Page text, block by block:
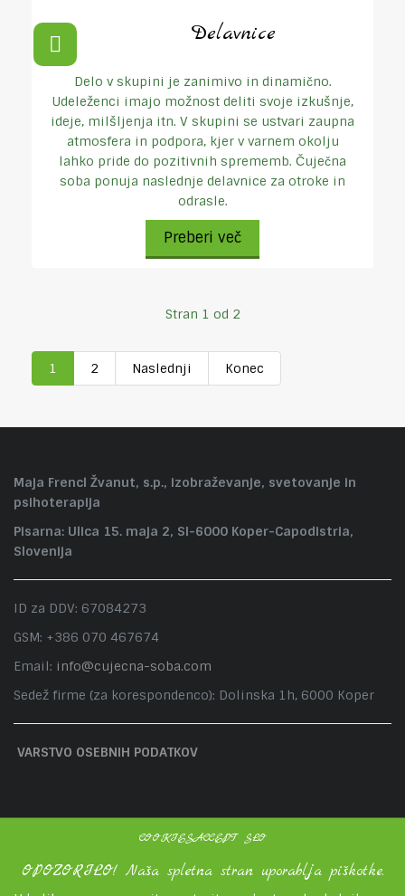
Delavnice
Delo v skupini je zanimivo in dinamično.
Udeleženci imajo možnost deliti svoje izkušnje,
ideje, milšljenja itn. V skupini se ustvari zaupna
atmosfera in podpora, kjer v varnem okolju
lahko pride do pozitivnih sprememb. Čuječna
soba ponuja naslednje delavnice za otroke in
odrasle.
Preberi več
Stran 1 od 2
1 2 Naslednji Konec
Maja Frencl Žvanut, s.p., izobraževanje, svetovanje in
psihoterapija
Pisarna: Ulica 15. maja 2, SI-6000 Koper-Capodistria,
Slovenija
ID za DDV: 67084273
GSM: +386 070 467674
Email: info@cujecna-soba.com
Sedež firme (za korespondenco): Dolinska 1h, 6000 Koper
VARSTVO OSEBNIH PODATKOV
COOKIESACCEPT SLO
OPOZORILO! Naša spletna stran uporablja piškotke.